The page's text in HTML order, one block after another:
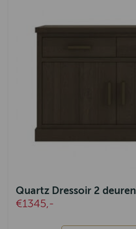
Quartz Dressoir 2 deuren
€1345,-